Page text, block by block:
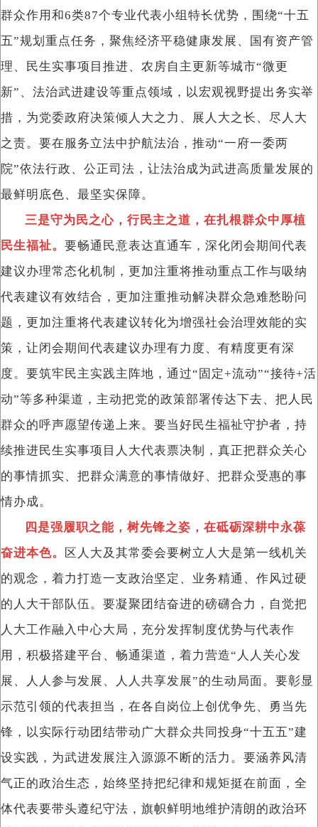
群众作用和6类87个专业代表小组特长优势，围绕“十五
五”规划重点任务，聚焦经济平稳健康发展、国有资产管
理、民生实事项目推进、农房自主更新等城市“微更
新”、法治武进建设等重点领域，以宏观视野提出务实举
措，为党委政府决策倾人大之力、展人大之长、尽人大
之责。要在服务立法中护航法治，推动“一府一委两
院”依法行政、公正司法，让法治成为武进高质量发展的
最鲜明底色、最坚实保障。
三是守为民之心，行民主之道，在扎根群众中厚植
民生福祉。 要畅通民意表达直通车，深化闭会期间代表
建议办理常态化机制，更加注重将推动重点工作与吸纳
代表建议有效结合，更加注重推动解决群众急难愁盼问
题，更加注重将代表建议转化为增强社会治理效能的实
策，让闭会期间代表建议办理有力度、有精度更有深
度。要筑牢民主实践主阵地，通过“固定+流动”“接待+活
动”等多种渠道，主动把党的政策部署传达下去、把人民
群众的呼声愿望传递上来。要当好民生福祉守护者，持
续推进民生实事项目人大代表票决制，真正把群众关心
的事情抓实、把群众满意的事情做好、把群众受惠的事
情办成。
四是强履职之能，树先锋之姿，在砥砺深耕中永葆
奋进本色。
区人大及其常委会要树立人大是第一线机关
的观念，着力打造一支政治坚定、业务精通、作风过硬
的人大干部队伍。要凝聚团结奋进的磅礴合力，自觉把
人大工作融入中心大局，充分发挥制度优势与代表作
用，积极搭建平台、畅通渠道，着力营造“人人关心发
展、人人参与发展、人人共享发展”的生动局面。要彰显
示范引领的代表担当，在各自岗位上创优争先、勇当先
锋，以实际行动团结带动广大群众共同投身“十五五”建
设实践，为武进发展注入源源不断的活力。要涵养风清
气正的政治生态，始终坚持把纪律和规矩挺在前面，全
体代表要带头遵纪守法，旗帜鲜明地维护清朗的政治环